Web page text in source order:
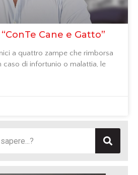
Cane e Gatto”
a quattro zampe che rimborsa
caso di infortunio o malattia, le